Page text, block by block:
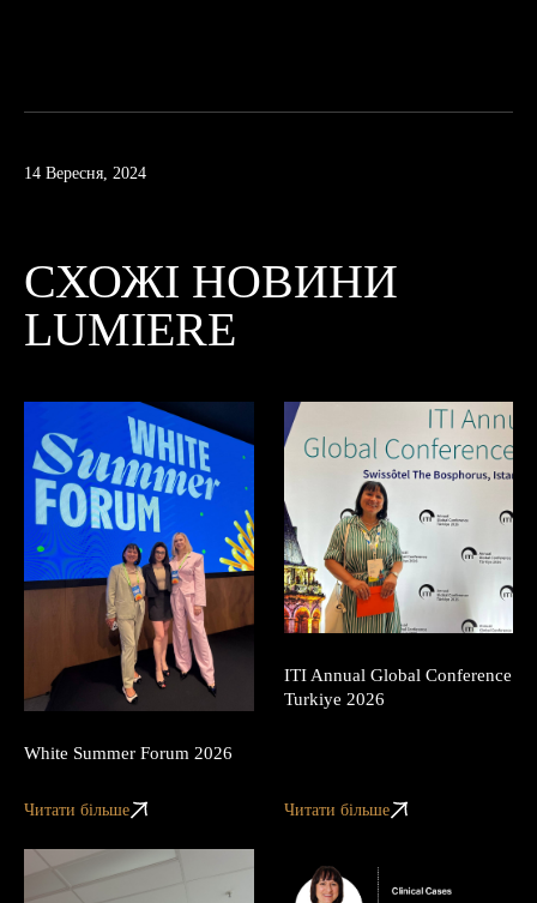
14 Вересня, 2024
СХОЖІ НОВИНИ
LUMIERE
White Summer Forum 2026
Читати більше
ITI Annual Global Conference
Turkiye 2026
Читати більше